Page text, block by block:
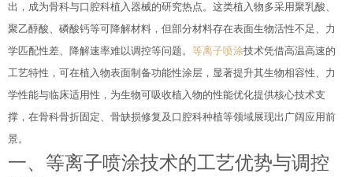
出，成为骨科与口腔科植入器械的研究热点。这类植入物多采用聚乳酸、
聚乙醇酸、磷酸钙等可降解材料，但部分材料存在表面生物活性不足、力
学匹配性差、降解速率难以调控等问题。 等离子喷涂技术凭借高温高速的
工艺特性，可在植入物表面制备功能性涂层，显著提升其生物相容性、力
学性能与临床适用性，为生物可吸收植入物的性能优化提供核心技术支
撑，在骨科骨折固定、骨缺损修复及口腔科种植等领域展现出广阔应用前
景。
一、等离子喷涂技术的工艺优势与调控